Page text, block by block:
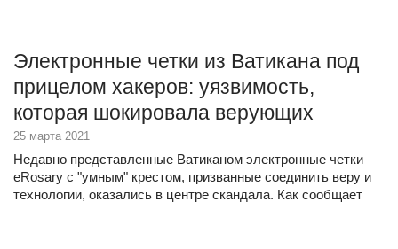
Электронные четки из Ватикана под
прицелом хакеров: уязвимость,
которая шокировала верующих
25 марта 2021
Недавно представленные Ватиканом электронные четки
eRosary с "умным" крестом, призванные соединить веру и
технологии, оказались в центре скандала. Как сообщает